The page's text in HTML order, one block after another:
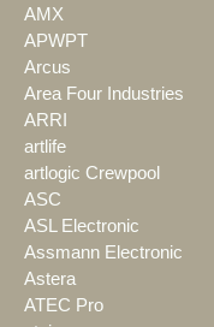
AMX
APWPT
Arcus
Area Four Industries
ARRI
artlife
artlogic Crewpool
ASC
ASL Electronic
Assmann Electronic
Astera
ATEC Pro